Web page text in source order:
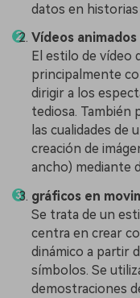
datos en
Vídeos animados
El estilo de vídeo
principalmente
dirigir a los
tediosa. También
las cualidades de
creación de
ancho) mediante
gráficos en
Se trata de un
centra en crear
dinámico a partir
símbolos. Se
demostraciones